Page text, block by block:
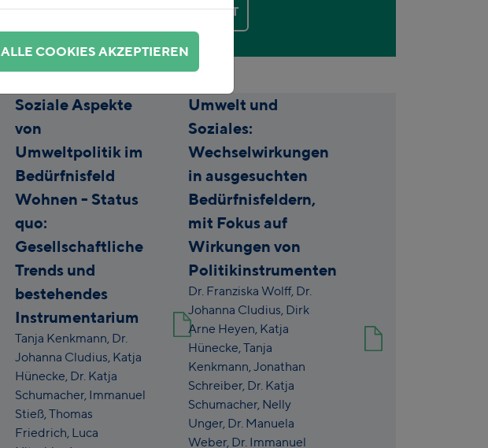
KONTAKT
Soziale Aspekte
von
Umweltpolitik im
Bedürfnisfeld
Wohnen - Status
quo:
Gesellschaftliche
Trends und
bestehendes
Instrumentarium
Tanja Kenkmann, Dr.
Johanna Cludius, Katja
Hünecke, Dr. Katja
Schumacher, Immanuel
Stieß,Thomas
Friedrich, Luca
Umwelt und
Soziales:
Wechselwirkungen
in ausgesuchten
Bedürfnisfeldern,
mit Fokus auf
Wirkungen von
Politikinstrumenten
Dr. Franziska Wolff, Dr.
Johanna Cludius, Dirk
Arne Heyen, Katja
Hünecke,Tanja
Kenkmann,Jonathan
Schreiber, Dr. Katja
Schumacher, Nelly
Unger, Dr. Manuela
Weber, Dr. Immanuel
ALLE COOKIES AKZEPTIEREN